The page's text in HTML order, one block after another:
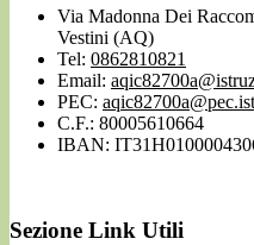
Via Madonna Dei
Vestini (AQ)
Tel: 0862810821
Email:
PEC:
C.F.: 80005610664
IBAN:
Sezione Link Utili